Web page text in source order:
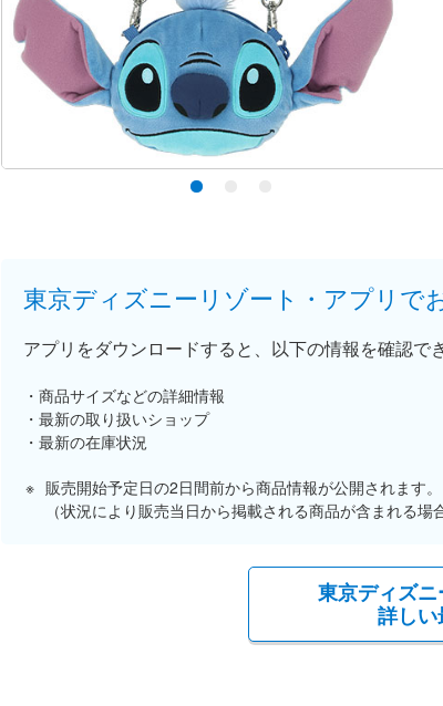
東京ディズニーリゾート・アプリで
アプリをダウンロードすると、以下の情報を確認で
商品サイズなどの詳細情報
最新の取り扱いショップ
最新の在庫状況
販売開始予定日の2日間前から商品情報が公開されます。
（状況により販売当日から掲載される商品が含まれる場
東京ディズ
詳し